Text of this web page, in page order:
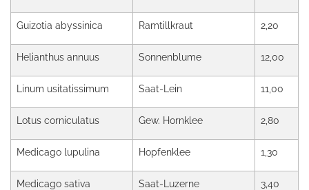
Guizotia abyssinica Ramtillkraut 2,20
Helianthus annuus Sonnenblume 12,00
Linum usitatissimum Saat-Lein 11,00
Lotus corniculatus Gew. Hornklee 2,80
Medicago lupulina Hopfenklee 1,30
Medicago sativa Saat-Luzerne 3,40